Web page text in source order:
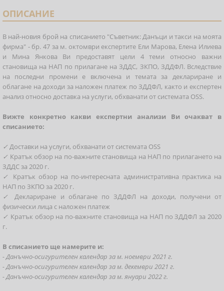
ОПИСАНИЕ
В най-новия брой на списанието "Съветник: Данъци и такси на моята
фирма" - бр. 47 за м. октомври експертите Ели Марова, Елена Илиева
и Мина Янкова Ви предоставят цели 4 теми относно важни
становища на НАП по прилагане на ЗДДС, ЗКПО, ЗДДФЛ. Вследствие
на последни промени е включена и темата за деклариране и
облагане на доходи за наложен платеж по ЗДДФЛ, както и експертен
анализ относно доставка на услуги, обхванати от системата OSS.
Вижте конкретно какви експертни анализи Ви очакват в
списанието:
✓ Доставки на услуги, обхванати от системата OSS
✓ Кратък обзор на по-важните становища на НАП по прилагането на
ЗДДС за 2020 г.
✓
Кратък обзор на по-интересната административна практика на
НАП по ЗКПО за 2020 г.
✓Деклариране и облагане по ЗДДФЛ на доходи, получени от
физически лица с наложен платеж
✓ Кратък обзор на по-важните становища на НАП по ЗДДФЛ за 2020
г.
В списанието ще намерите и:
- Данъчно-осигурителен календар за м. ноември 2021 г.
- Данъчно-осигурителен календар за м. декември 2021 г.
- Данъчно-осигурителен календар за м. януари 2022 г.